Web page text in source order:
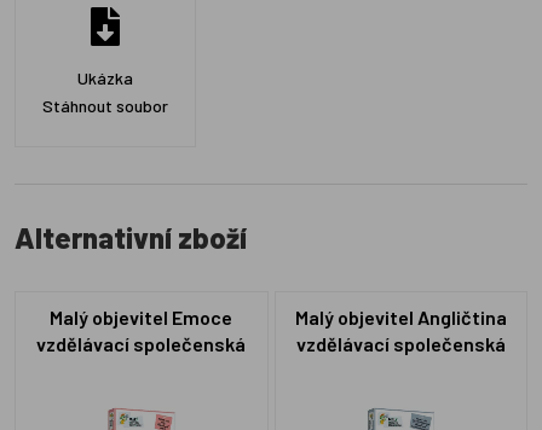
Ukázka
Stáhnout soubor
Alternativní zboží
Malý objevitel Emoce
vzdělávací společenská
Malý objevitel Angličtina
vzdělávací společenská